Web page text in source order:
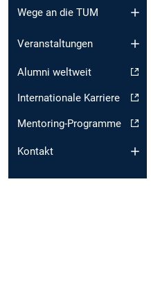
Wege an die TUM
Veranstaltungen
Alumni weltweit
Internationale Karriere
Mentoring-Programme
Kontakt